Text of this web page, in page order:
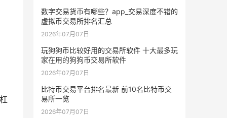
数字交易货币有哪些？app_交易深度不错的
虚拟币交易所排名汇总
2026年07月07日
玩狗狗币比较好用的交易所软件 十大最多玩
家在用的狗狗币交易所软件
2026年07月07日
比特币交易平台排名最新 前10名比特币交
易所一览
2026年07月07日